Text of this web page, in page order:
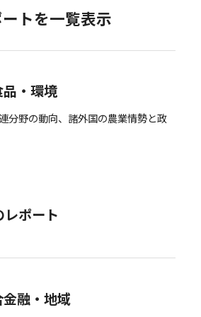
トを一覧表示
・環境
分野の動向、諸外国の農業情勢と政
レポート
融・地域